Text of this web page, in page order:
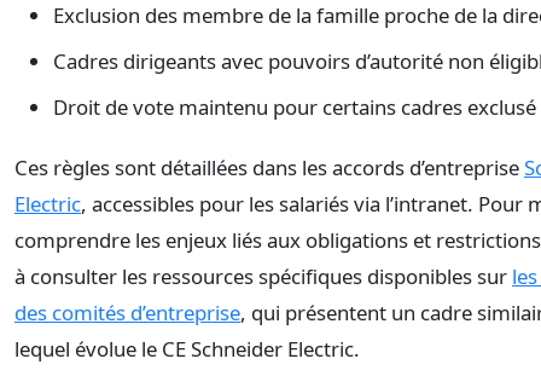
Exclusion des membre de la famille proche de la
Cadres dirigeants avec pouvoirs d’autorité non
Droit de vote maintenu pour certains cadres exclusé
Ces règles sont détaillées dans les accords d’entreprise
Electric, accessibles pour les salariés via l’intranet. Pour
comprendre les enjeux liés aux obligations et
à consulter les ressources spécifiques disponibles sur
des comités d’entreprise, qui présentent un cadre
lequel évolue le CE Schneider Electric.